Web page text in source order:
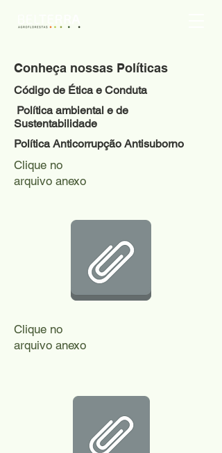
Conheça nossas Políticas
Código de Ética e Conduta
Política ambiental e de
Sustentabilidade
Política Anticorrupção Antisuborno
Clique no
arquivo anexo
Clique no
arquivo anexo